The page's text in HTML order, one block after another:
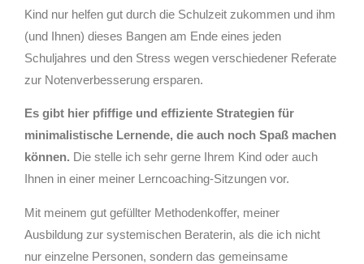
Kind nur helfen gut durch die Schulzeit zukommen und ihm
(und Ihnen) dieses Bangen am Ende eines jeden
Schuljahres und den Stress wegen verschiedener Referate
zur Notenverbesserung ersparen.
Es gibt hier pfiffige und effiziente Strategien für
minimalistische Lernende, die auch noch Spaß machen
können. Die stelle ich sehr gerne Ihrem Kind oder auch
Ihnen in einer meiner Lerncoaching-Sitzungen vor.
Mit meinem gut gefüllter Methodenkoffer, meiner
Ausbildung zur systemischen Beraterin, als die ich nicht
nur einzelne Personen, sondern das gemeinsame